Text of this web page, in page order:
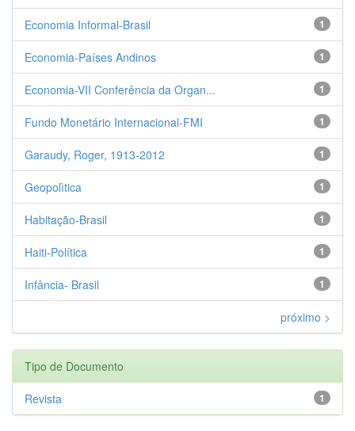
1
Economia Informal-Brasil
1
Economia-Países Andinos
1
Economia-VII Conferência da Organ...
1
Fundo Monetário Internacional-FMI
1
Garaudy, Roger, 1913-2012
1
Geopolìtica
1
Habitação-Brasil
1
Haiti-Política
1
Infância- Brasil
próximo >
Tipo de Documento
1
Revista